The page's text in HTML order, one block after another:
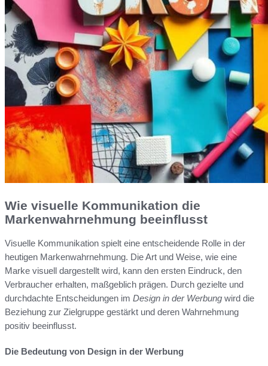
Wie visuelle Kommunikation die
Markenwahrnehmung beeinflusst
Visuelle Kommunikation spielt eine entscheidende Rolle in der
heutigen Markenwahrnehmung. Die Art und Weise, wie eine
Marke visuell dargestellt wird, kann den ersten Eindruck, den
Verbraucher erhalten, maßgeblich prägen. Durch gezielte und
durchdachte Entscheidungen im Design in der Werbung wird die
Beziehung zur Zielgruppe gestärkt und deren Wahrnehmung
positiv beeinflusst.
Die Bedeutung von Design in der Werbung